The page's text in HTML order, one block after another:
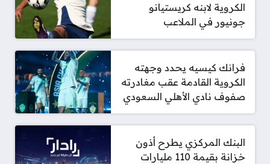
الكروية لابنه كريستيانو
جونيور في الملاعب
فرانك كيسيه يحدد وجهته
الكروية القادمة عقب مغادرته
صفوف نادي الأهلي السعودي
البنك المركزي يطرح أذون
خزانة بقيمة 110 مليارات